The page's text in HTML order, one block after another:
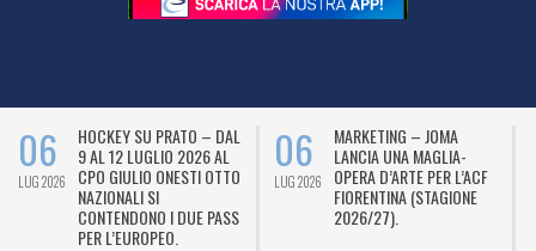
06
LUG 2026
HOCKEY SU PRATO – DAL
9 AL 12 LUGLIO 2026 AL
CPO GIULIO ONESTI OTTO
NAZIONALI SI
CONTENDONO I DUE PASS
PER L’EUROPEO.
06
LUG 2026
MARKETING – JOMA
LANCIA UNA MAGLIA-
OPERA D’ARTE PER L’ACF
FIORENTINA (STAGIONE
2026/27).